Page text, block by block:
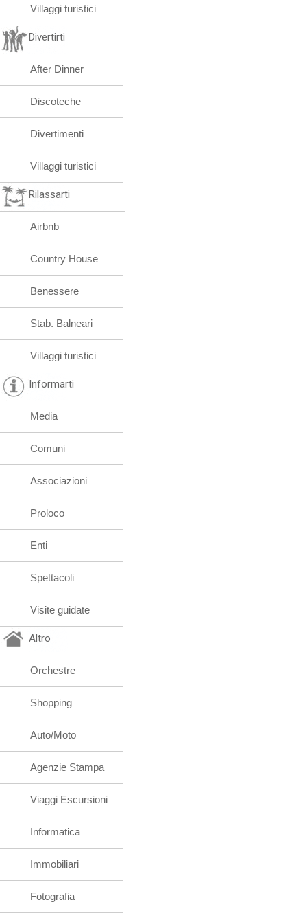
Villaggi turistici
Divertirti
After Dinner
Discoteche
Divertimenti
Villaggi turistici
Rilassarti
Airbnb
Country House
Benessere
Stab. Balneari
Villaggi turistici
Informarti
Media
Comuni
Associazioni
Proloco
Enti
Spettacoli
Visite guidate
Altro
Orchestre
Shopping
Auto/Moto
Agenzie Stampa
Viaggi Escursioni
Informatica
Immobiliari
Fotografia